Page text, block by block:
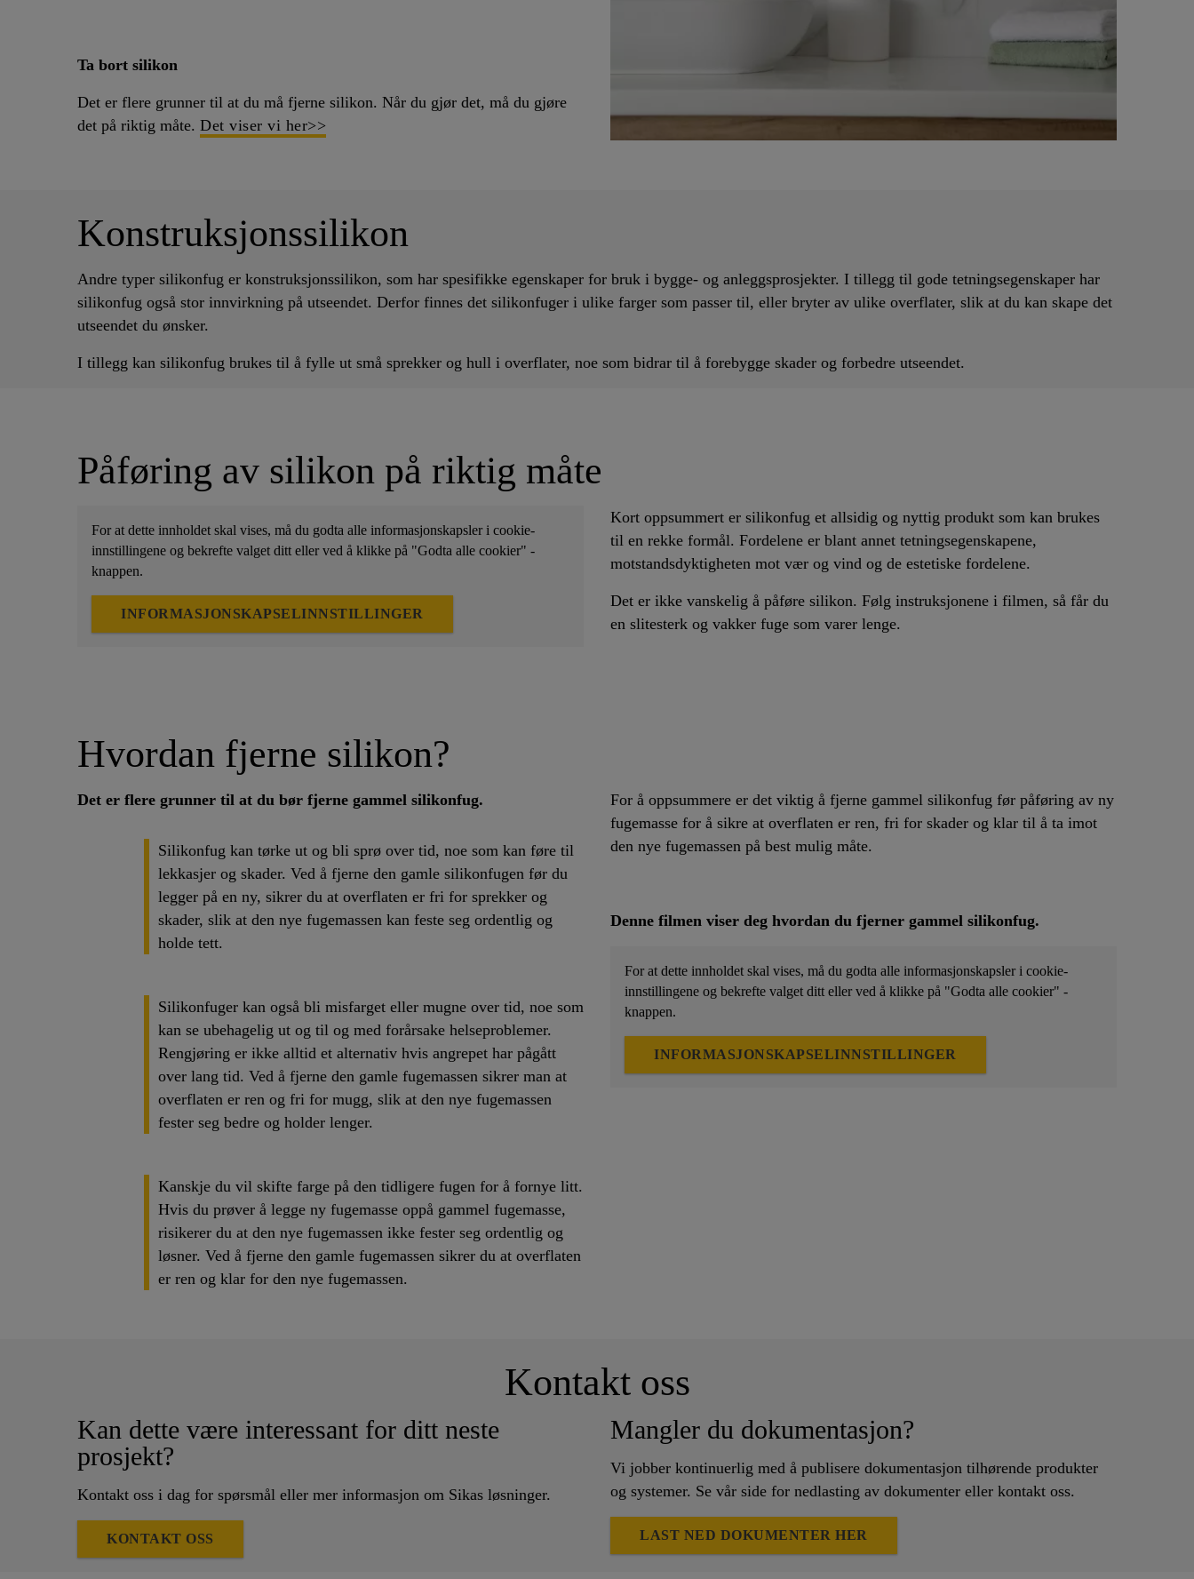
Ta bort silikon
Det er flere grunner til at du må fjerne silikon. Når du gjør det, må du gjøre
det på riktig måte. Det viser vi her>>
Konstruksjonssilikon
Andre typer silikonfug er konstruksjonssilikon, som har spesifikke egenskaper for bruk i bygge- og anleggsprosjekter. I tillegg til gode tetningsegenskaper har
silikonfug også stor innvirkning på utseendet. Derfor finnes det silikonfuger i ulike farger som passer til, eller bryter av ulike overflater, slik at du kan skape det
utseendet du ønsker.
I tillegg kan silikonfug brukes til å fylle ut små sprekker og hull i overflater, noe som bidrar til å forebygge skader og forbedre utseendet.
Påføring av silikon på riktig måte
For at dette innholdet skal vises, må du godta alle informasjonskapsler i cookie-
innstillingene og bekrefte valget ditt eller ved å klikke på "Godta alle cookier" -
knappen.
INFORMASJONSKAPSELINNSTILLINGER
Kort oppsummert er silikonfug et allsidig og nyttig produkt som kan brukes
til en rekke formål. Fordelene er blant annet tetningsegenskapene,
motstandsdyktigheten mot vær og vind og de estetiske fordelene.
Det er ikke vanskelig å påføre silikon. Følg instruksjonene i filmen, så får du
en slitesterk og vakker fuge som varer lenge.
Hvordan fjerne silikon?
Det er flere grunner til at du bør fjerne gammel silikonfug.
Silikonfug kan tørke ut og bli sprø over tid, noe som kan føre til
lekkasjer og skader. Ved å fjerne den gamle silikonfugen før du
legger på en ny, sikrer du at overflaten er fri for sprekker og
skader, slik at den nye fugemassen kan feste seg ordentlig og
holde tett.
Silikonfuger kan også bli misfarget eller mugne over tid, noe som
kan se ubehagelig ut og til og med forårsake helseproblemer.
Rengjøring er ikke alltid et alternativ hvis angrepet har pågått
over lang tid. Ved å fjerne den gamle fugemassen sikrer man at
overflaten er ren og fri for mugg, slik at den nye fugemassen
fester seg bedre og holder lenger.
Kanskje du vil skifte farge på den tidligere fugen for å fornye litt.
Hvis du prøver å legge ny fugemasse oppå gammel fugemasse,
risikerer du at den nye fugemassen ikke fester seg ordentlig og
løsner. Ved å fjerne den gamle fugemassen sikrer du at overflaten
er ren og klar for den nye fugemassen.
For å oppsummere er det viktig å fjerne gammel silikonfug før påføring av ny
fugemasse for å sikre at overflaten er ren, fri for skader og klar til å ta imot
den nye fugemassen på best mulig måte.
Denne filmen viser deg hvordan du fjerner gammel silikonfug.
For at dette innholdet skal vises, må du godta alle informasjonskapsler i cookie-
innstillingene og bekrefte valget ditt eller ved å klikke på "Godta alle cookier" -
knappen.
INFORMASJONSKAPSELINNSTILLINGER
Kontakt oss
Kan dette være interessant for ditt neste
prosjekt?
Kontakt oss i dag for spørsmål eller mer informasjon om Sikas løsninger.
KONTAKT OSS
Mangler du dokumentasjon?
Vi jobber kontinuerlig med å publisere dokumentasjon tilhørende produkter
og systemer. Se vår side for nedlasting av dokumenter eller kontakt oss.
LAST NED DOKUMENTER HER